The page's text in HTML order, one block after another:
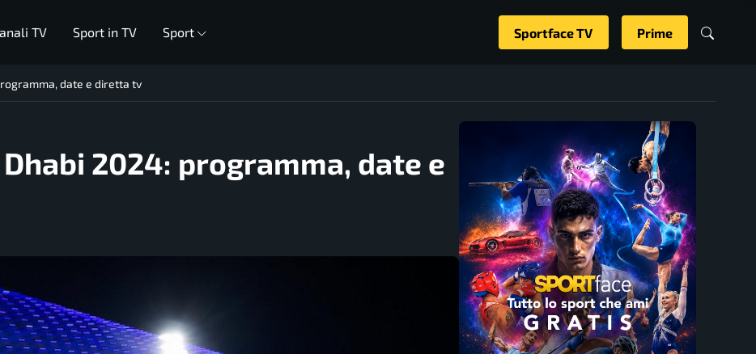
TV Sport in TV Sport Sportface TV Prime
date e diretta tv
Dhabi 2024: programma, date e